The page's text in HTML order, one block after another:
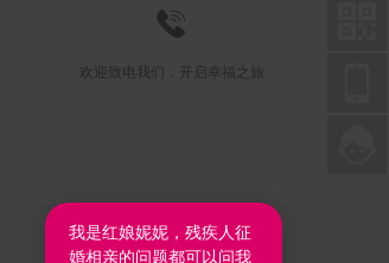

欢迎致电我们，开启幸福之旅
我是红娘妮妮，残疾人征
婚相亲的问题都可以问我